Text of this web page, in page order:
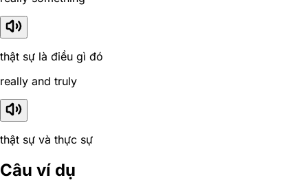
thật sự là điều gì đó
really and truly
thật sự và thực sự
Câu ví dụ